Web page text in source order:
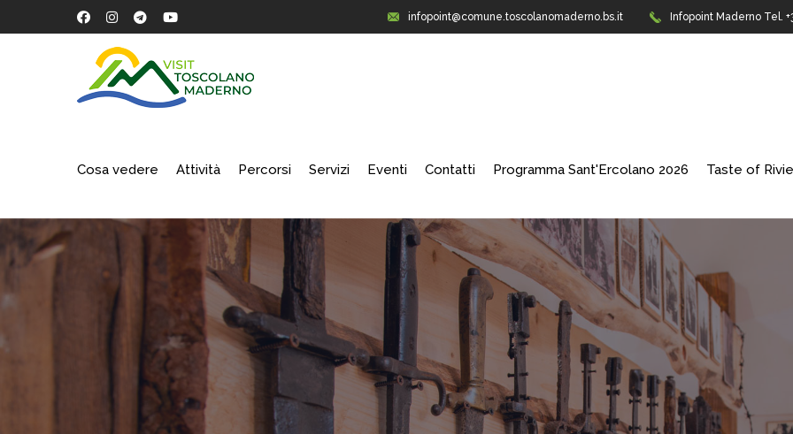
infopoint@comune.toscolanomaderno.bs.it Infopoint Maderno Tel.
Cosa vedere Attività Percorsi Servizi Eventi Contatti Programma Sant'Ercolano 2026 Taste of